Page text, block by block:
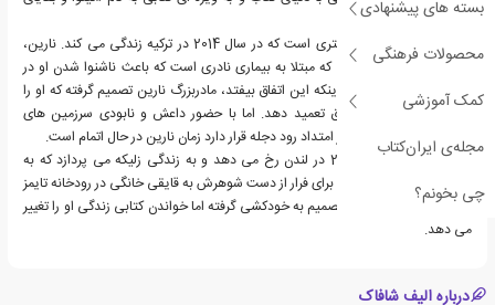
بسته های پیشنهادی
محصولات فرهنگی
کمک آموزشی
مجله‌ی ایران‌کتاب
چی بخونم؟
آن» آشنا می شود.
روایت دیگر مربوط به دختری است که در سال 2014 در ترکیه زندگی می کند. نارین،
دختر ده ساله ایزدی است که مبتلا به بیماری نادری است که باعث ناشنوا شدن او در
آینده خواهد شد. قبل از اینکه این اتفاق بیفتد، مادربزرگ نارین تصمیم گرفته که او را
در معبدی مقدس در عراق تعمید دهد. اما با حضور داعش و نابودی سرزمین های
اجدادی این خانواده که در امتداد رود دجله قرار دارد زمان نارین در حال اتمام است.
داستان دیگر در سال 2018 در لندن رخ می دهد و به زندگی زلیکه می پردازد که به
تازگی طلاق گرفته است. او برای فرار از دست شوهرش به قایقی خانگی در رودخانه تایمز
نقل مکان می کند. زلیکه تصمیم به خودکشی گرفته اما خواندن کتابی زندگی او را تغییر
می دهد.
درباره الیف شافاک